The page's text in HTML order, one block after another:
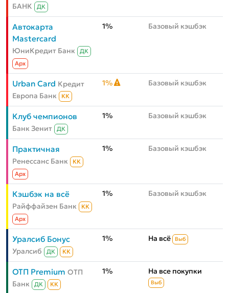
БАНК
ДК
Автокарта
Mastercard
ЮниКредит Банк
ДК
Aрх
1% Базовый кэшбэк
Urban Card Кредит
Европа Банк
КК
1% Базовый кэшбэк
Клуб чемпионов
Банк Зенит ДК
1% Базовый кэшбэк
Практичная
Ренессанс Банк
КК
Aрх
1% Базовый кэшбэк
Кэшбэк на всё
Райффайзен Банк
КК
Aрх
1% Базовый кэшбэк
Уралсиб Бонус
Уралсиб ДК КК
1% На всё Выб
ОТП Premium ОТП
Банк
ДК КК
1% На все покупки
Выб